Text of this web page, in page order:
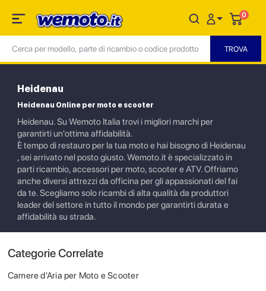
0
Heidenau
Heidenau Online per moto e scooter
Heidenau. Su Wemoto Italia trovi i migliori marchi per
garantirti un'ottima affidabilità.
È tempo di restauro per la tua moto e hai bisogno di Heidenau
, sei arrivato nel posto giusto. Wemoto.it è specializzato in
parti ricambio, accessori per moto, scooter e ATV. Offriamo
anche diversi attrezzi da officina per gli appassionati del fai
da te. Scegliamo solo ricambi di alta qualità da produttori
leader del settore in tutto il mondo per garantirti durata e
affidabilità su strada.
Categorie Correlate
Camere d'Aria per Moto e Scooter